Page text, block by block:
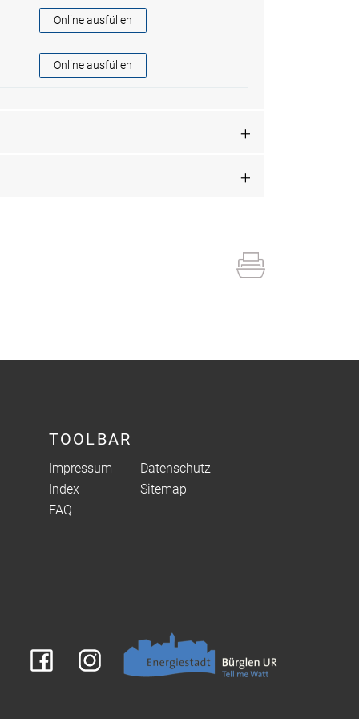
Steuern Teilzahlungen
Online ausfüllen
Steuern Zahlungsabkommen
Online ausfüllen
TOOLBAR
Impressum
Datenschutz
Index
Sitemap
FAQ